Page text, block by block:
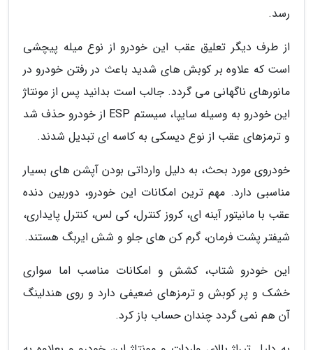
رسد.
از طرف دیگر تعلیق عقب این خودرو از نوع میله پیچشی
است که علاوه بر کوبش های شدید باعث در رفتن خودرو در
مانورهای ناگهانی می گردد. جالب است بدانید پس از مونتاژ
این خودرو به وسیله سایپا، سیستم ESP از خودرو حذف شد
و ترمزهای عقب از نوع دیسکی به کاسه ای تبدیل شدند.
خودروی مورد بحث، به دلیل وارداتی بودن آپشن های بسیار
مناسبی دارد. مهم ترین امکانات این خودرو، دوربین دنده
عقب با مانیتور آینه ای، کروز کنترل، کی لس، کنترل پایداری،
شیفتر پشت فرمان، گرم کن های جلو و شش ایربگ هستند.
این خودرو شتاب، کشش و امکانات مناسب اما سواری
خشک و پر کوبش و ترمزهای ضعیفی دارد و روی هندلینگ
آن هم نمی گردد چندان حساب باز کرد.